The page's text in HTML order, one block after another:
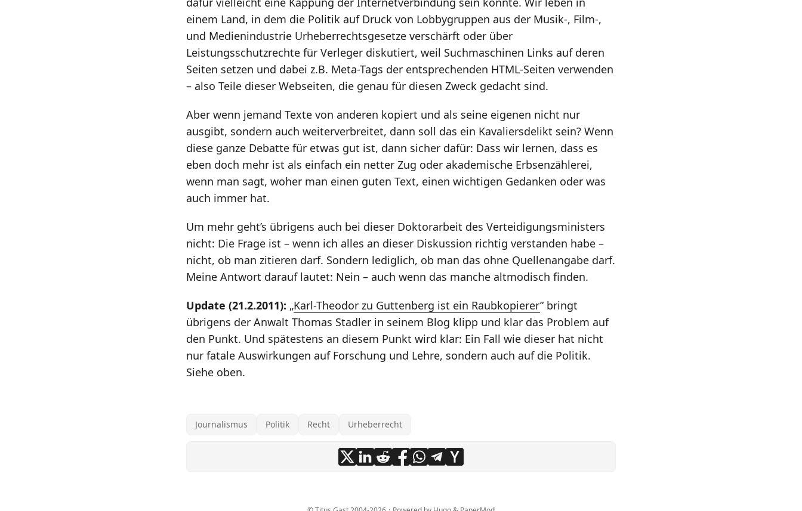
einem Land, in dem die Politik auf Druck von Lobbygruppen aus der Musik-, Film-,
und Medienindustrie Urheberrechtsgesetze verschärft oder über
Leistungsschutzrechte für Verleger diskutiert, weil Suchmaschinen Links auf deren
Seiten setzen und dabei z.B. Meta-Tags der entsprechenden HTML-Seiten verwenden
– also Teile dieser Webseiten, die genau für diesen Zweck gedacht sind.
Aber wenn jemand Texte von anderen kopiert und als seine eigenen nicht nur
ausgibt, sondern auch weiterverbreitet, dann soll das ein Kavaliersdelikt sein? Wenn
diese ganze Debatte für etwas gut ist, dann sicher dafür: Dass wir lernen, dass es
eben doch mehr ist als einfach ein netter Zug oder akademische Erbsenzählerei,
wenn man sagt, woher man einen guten Text, einen wichtigen Gedanken oder was
auch immer hat.
Um mehr geht’s übrigens auch bei dieser Doktorarbeit des Verteidigungsministers
nicht: Die Frage ist – wenn ich alles an dieser Diskussion richtig verstanden habe –
nicht, ob man zitieren darf. Sondern lediglich, ob man das ohne Quellenangabe darf.
Meine Antwort darauf lautet: Nein – auch wenn das manche altmodisch finden.
Update (21.2.2011): „Karl-Theodor zu Guttenberg ist ein Raubkopierer” bringt
übrigens der Anwalt Thomas Stadler in seinem Blog klipp und klar das Problem auf
den Punkt. Und spätestens an diesem Punkt wird klar: Ein Fall wie dieser hat nicht
nur fatale Auswirkungen auf Forschung und Lehre, sondern auch auf die Politik.
Siehe oben.
Journalismus Politik Recht Urheberrecht